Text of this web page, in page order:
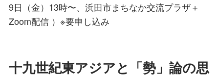
9日（金）13時〜、浜田市まちなか交流プラザ＋
Zoom配信 ）※要申し込み
十九世紀東アジアと「勢」論の思